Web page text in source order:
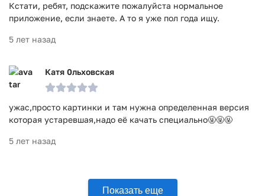
Кстати, ребят, подскажите пожалуйста нормальное
приложение, если знаете. А то я уже пол года ищу.
5 лет назад
Катя 0льховская
ужас,просто картинки и там нужна определенная версия
которая устаревшая,надо её качать специально🤬🤬🤬
5 лет назад
Показать еще